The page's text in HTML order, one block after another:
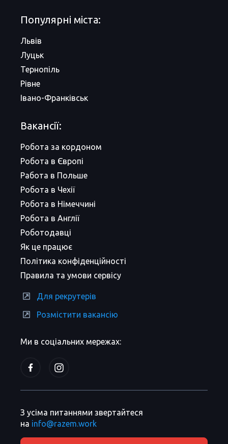
Ми в соціальних мережах:
Популярні міста:
Львів
Луцьк
Тернопіль
Рівне
Івано-Франківськ
Вакансії:
Робота за кордоном
Робота в Європі
Работа в Польше
Робота в Чехії
Робота в Німеччині
Робота в Англії
Роботодавці
Як це працює
Політика конфіденційності
Правила та умови сервісу
Для рекрутерів
Розмістити вакансію
З усіма питаннями звертайтеся
на info@razem.work